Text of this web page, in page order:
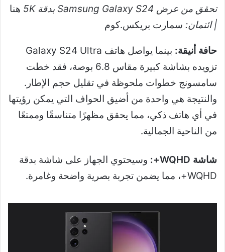
تحقق من عرض Samsung Galaxy S24 بدقة 5K
هنا
| ائتمان: سمارت بريكس.كوم
حافة أنيقة:
بينما يواصل هاتف Galaxy S24 Ultra
تزويده بشاشة كبيرة مقاس 6.8 بوصة، فقد خطت
سامسونج خطوات ملحوظة في تقليل حجم الإطار.
والنتيجة هي واحدة من أضيق الحواف التي يمكن رؤيتها
في أي هاتف ذكي، مما يحقق مظهرًا متناسقًا وممتعًا
من الناحية الجمالية.
شاشة WQHD+:
وسيحتوي الجهاز على شاشة بدقة
WQHD+، مما يضمن تجربة بصرية واضحة وغامرة.